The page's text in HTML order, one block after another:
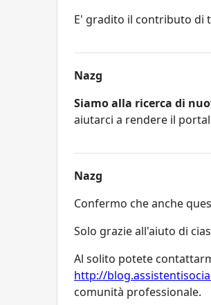
E' gradito il contributo di
Nazg
Siamo alla ricerca di
aiutarci a rendere il
Nazg
Confermo che anche
Solo grazie all'aiuto di
Al solito potete
http://
comunità professionale.